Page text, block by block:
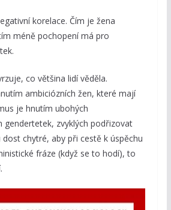
korelace. Čím je žena
méně pochopení má pro
co většina lidí věděla.
ambiciózních žen, které mají
je hnutím ubohých
gendertetek, zvyklých podřizovat
dost chytré, aby při cestě k úspěchu
fráze (když se to hodí), to